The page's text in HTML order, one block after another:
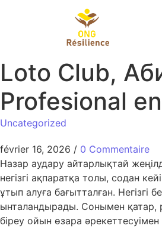
Loto Club,
Profesional
Uncategorized
février 16, 2026 / 0 Commentaire
Назар аудару айтарлықтай
негізгі ақпаратқа толы, содан
ұтып алуға бағытталған.
ынталандырады. Сонымен қатар,
біреу ойын өзара